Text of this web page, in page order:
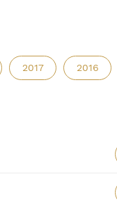
2017 2016